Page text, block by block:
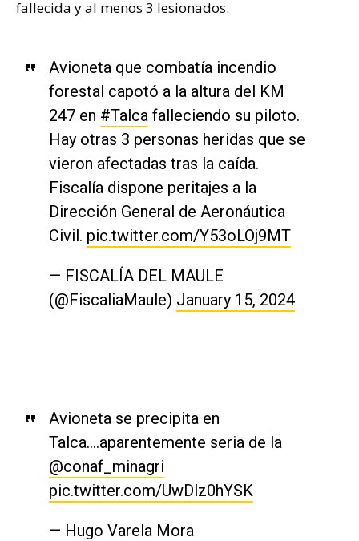
fallecida y al menos 3 lesionados.
Avioneta que combatía incendio
forestal capotó a la altura del KM
247 en #Talcafalleciendo su piloto.
Hay otras 3 personas heridas que se
vieron afectadas tras la caída.
Fiscalía dispone peritajes a la
Dirección General de Aeronáutica
Civil. pic.twitter.com/Y53oLOj9MT
— FISCALÍA DEL MAULE
(@FiscaliaMaule) January 15, 2024
Avioneta se precipita en
Talca….aparentemente seria de la
@conaf_minagri
pic.twitter.com/UwDlz0hYSK
— Hugo Varela Mora